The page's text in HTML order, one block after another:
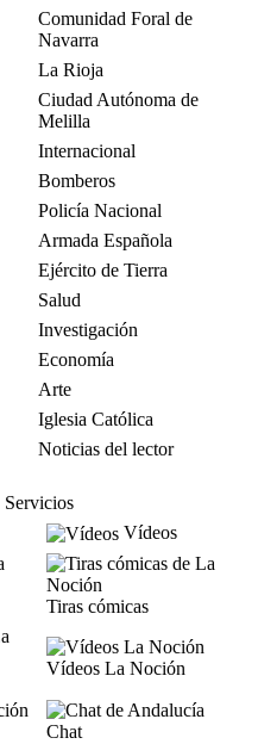
Comunidad Foral de
Navarra
La Rioja
Ciudad Autónoma de
Melilla
Internacional
Bomberos
Policía Nacional
Armada Española
Ejército de Tierra
Salud
Investigación
Economía
Arte
Iglesia Católica
Noticias del lector
Servicios
Vídeos
Tiras cómicas
Vídeos La Noción
Chat